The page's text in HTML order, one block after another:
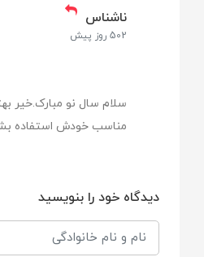
از بدو تولد تا 4 ماهگی
آهسته ( یک قطره )
ناشناس
502 روز پیش
سلام سال نو مبارک.خیر
مناسب خودش استفاده
دیدگاه خود را بنویسید